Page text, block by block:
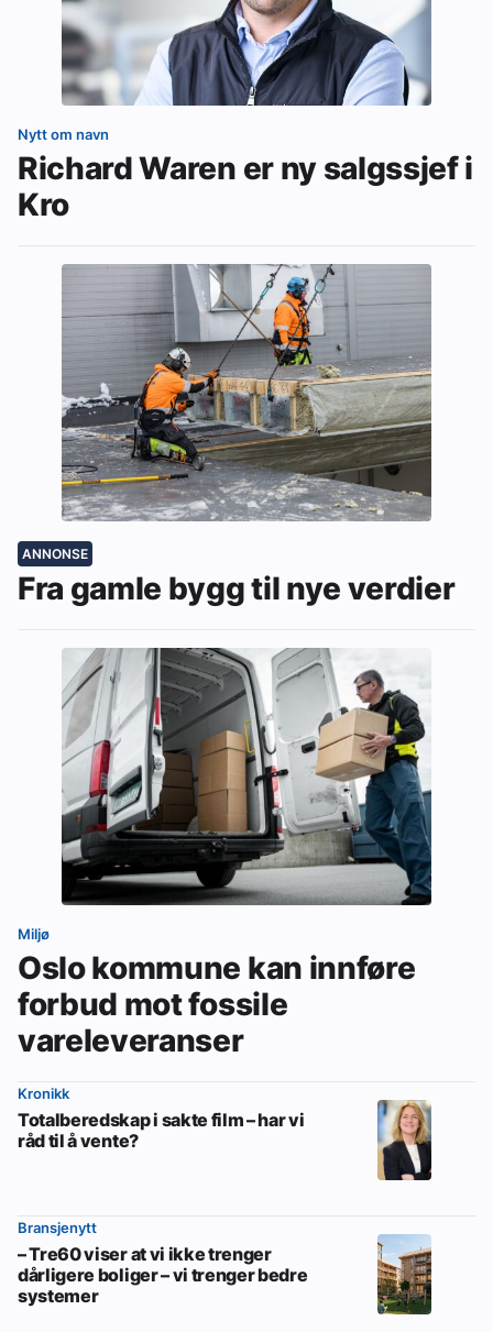
Nytt om navn
Richard Waren er ny salgssjef i
Kro
ANNONSE
Fra gamle bygg til nye verdier
Miljø
Oslo kommune kan innføre
forbud mot fossile
vareleveranser
Kronikk
Totalberedskap i sakte film – har vi
råd til å vente?
Bransjenytt
– Tre60 viser at vi ikke trenger
dårligere boliger – vi trenger bedre
systemer